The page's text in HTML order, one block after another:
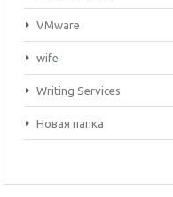
VMware
wife
Writing Services
Новая папка